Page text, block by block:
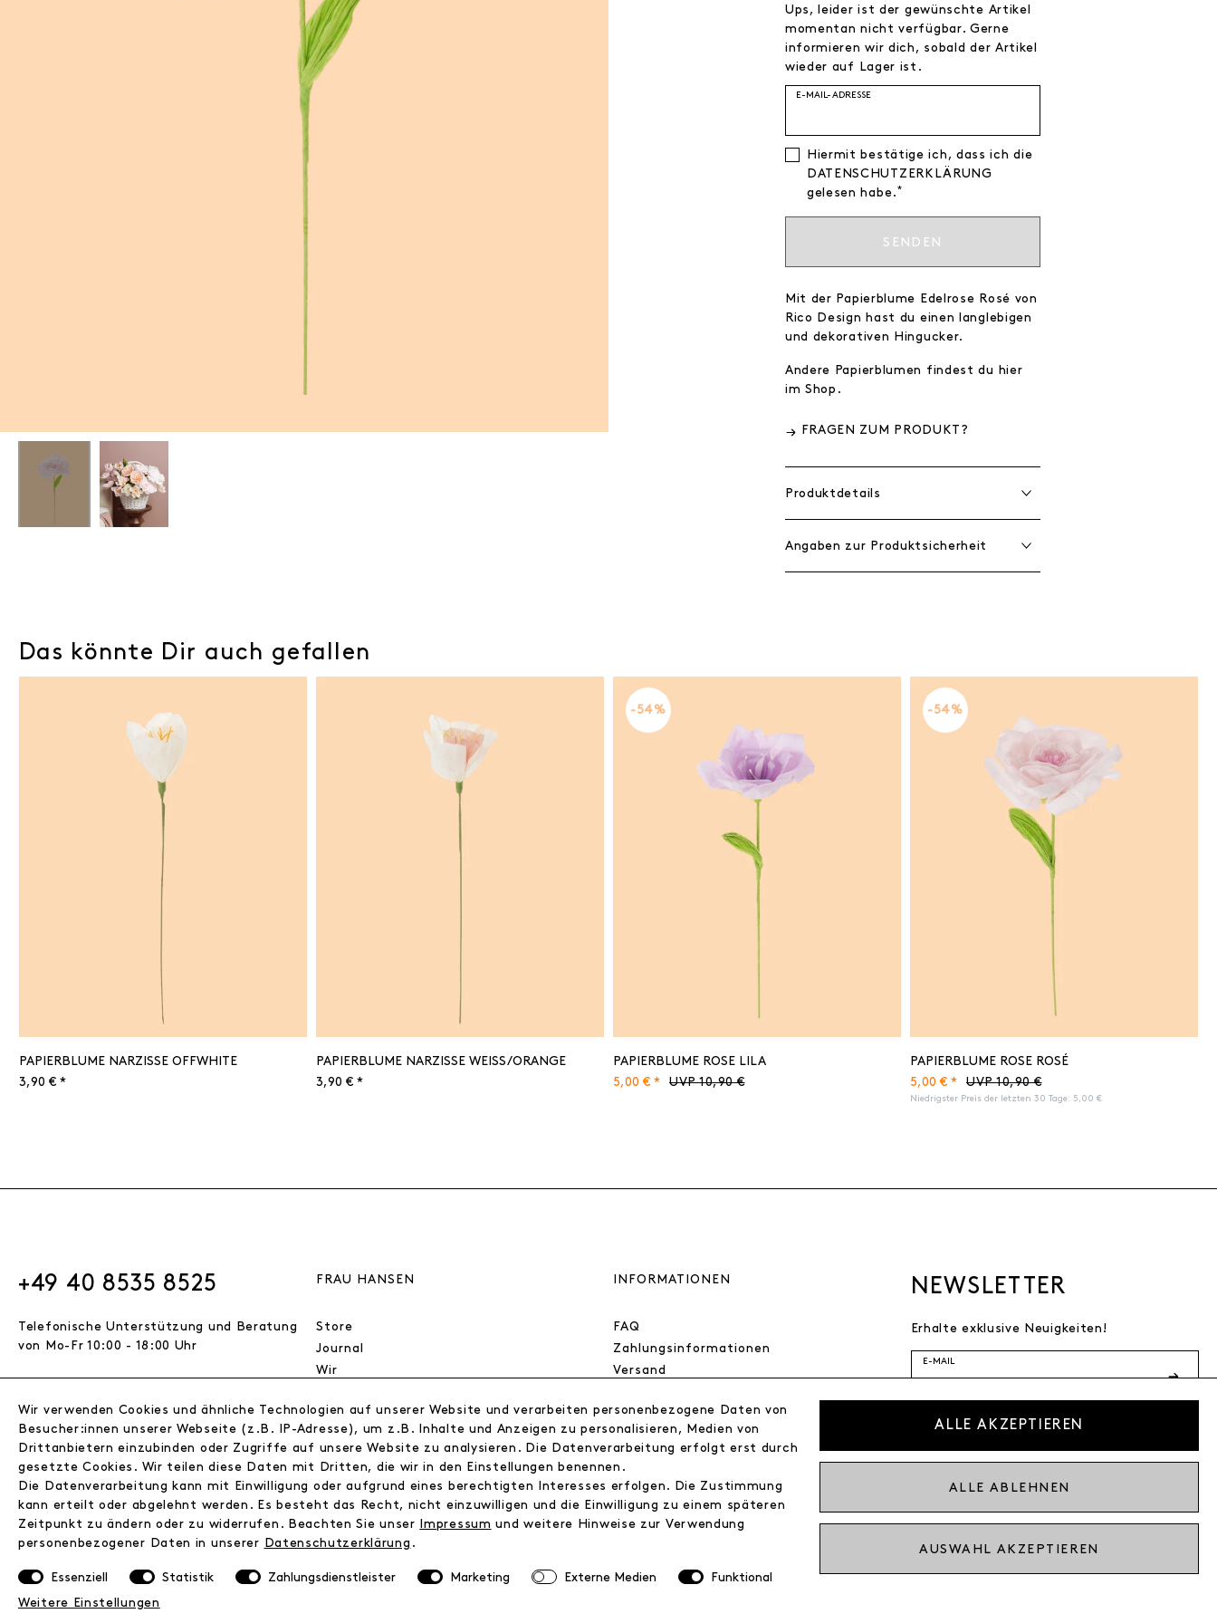
Ups, leider ist der gewünschte Artikel
momentan nicht verfügbar. Gerne
informieren wir dich, sobald der Artikel
wieder auf Lager ist.
E-MAIL-ADRESSE
Hiermit bestätige ich, dass ich die
DATEN­SCHUTZ­ERKLÄRUNG
gelesen habe. *
SENDEN
Mit der Papierblume Edelrose Rosé von
Rico Design hast du einen langlebigen
und dekorativen Hingucker.
Andere Papierblumen findest du hier
im Shop.
FRAGEN ZUM PRODUKT?
Produktdetails
Angaben zur Produktsicherheit
Das könnte Dir auch gefallen
PAPIERBLUME NARZISSE OFFWHITE
3,90 € *
PAPIERBLUME NARZISSE WEISS/ORANGE
3,90 € *
-54%
PAPIERBLUME ROSE LILA
UVP 10,90 €
5,00 € *
-54%
PAPIERBLUME ROSE ROSÉ
UVP 10,90 €
5,00 € *
Niedrigster Preis der letzten 30 Tage: 5,00 €
+49 40 8535 8525
Telefonische Unterstützung und Beratung
von Mo-Fr 10:00 - 18:00 Uhr
VERTRAG WIDERRUFEN
© 2026 FRAU HANSEN GmbH
FRAU HANSEN
Store
Journal
Wir
Wholesale
Instagram
INFORMATIONEN
FAQ
Zahlungsinformationen
Versand
Widerrufsrecht
Datenschutz
NEWSLETTER
Erhalte exklusive Neuigkeiten!
E-MAIL
Ich bestätige die
* inkl. MwSt. zzgl. Versandkosten
Wir verwenden Cookies und ähnliche Technologien auf unserer Website und verarbeiten personenbezogene Daten von
Besucher:innen unserer Webseite (z.B. IP-Adresse), um z.B. Inhalte und Anzeigen zu personalisieren, Medien von
Drittanbietern einzubinden oder Zugriffe auf unsere Website zu analysieren. Die Datenverarbeitung erfolgt erst durch
gesetzte Cookies. Wir teilen diese Daten mit Dritten, die wir in den Einstellungen benennen.
Die Datenverarbeitung kann mit Einwilligung oder aufgrund eines berechtigten Interesses erfolgen. Die Zustimmung
kann erteilt oder abgelehnt werden. Es besteht das Recht, nicht einzuwilligen und die Einwilligung zu einem späteren
Zeitpunkt zu ändern oder zu widerrufen. Beachten Sie unser
Impressum und weitere Hinweise zur Verwendung
personenbezogener Daten in unserer
Daten­schutz­erklärung .
Essenziell Statistik Zahlungsdienstleister Marketing Externe Medien Funktional
Weitere Einstellungen
ALLE AKZEPTIEREN
ALLE ABLEHNEN
AUSWAHL AKZEPTIEREN